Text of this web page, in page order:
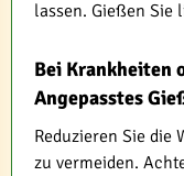
lassen. Gießen Sie
Bei Krankheiten
Angepasstes
Reduzieren Sie die
zu vermeiden.